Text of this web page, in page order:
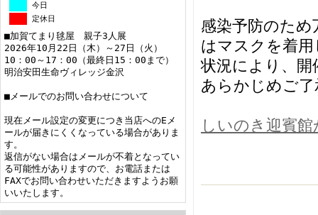
今日
定休日
■加賀てまり毬屋 親子3人展
2026年10月22日（木）～27日（火）
10：00～17：00（最終日15：00まで）
明治安田生命ヴィレッジ金沢
■メールでのお問い合わせについて
現在メール設定の変更につき当店へのEメ
ールが届きにくくなっている場合がありま
す。
返信がない場合はメールが不着となってい
る可能性がありますので、お電話または
FAXでお問い合わせいただきますようお願
いいたします。
感染予防のた
はマスクを着
状況により、
あらかじめご
しいのき迎賓